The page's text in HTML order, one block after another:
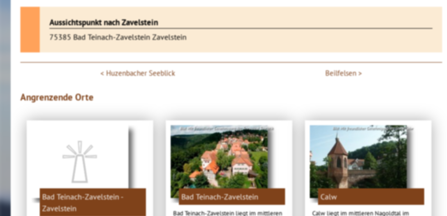
Aussichtspunkt nach Zavelstein
75385 Bad Teinach-Zavelstein Zavelstein
Huzenbacher Seeblick Beilfelsen
Angrenzende Orte
Bad Teinach-Zavelstein -
Zavelstein
Bild: Mit freundlicher Genehmigung der Teinachtal Touristik
Bad Teinach-Zavelstein
Bad Teinach-Zavelstein liegt im mittleren
Bild: Mit freundlicher Genehmigung der Stadt Calw
Calw
Calw liegt im mittleren Nagoldtal im